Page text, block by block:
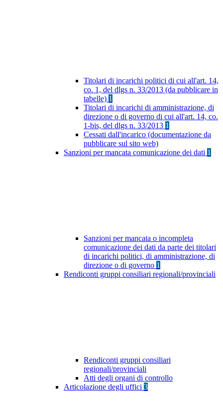
Titolari di incarichi politici di cui all'art. 14,
co. 1, del dlgs n. 33/2013 (da pubblicare in
tabelle) 1
Titolari di incarichi di amministrazione, di
direzione o di governo di cui all'art. 14, co.
1-bis, del dlgs n. 33/2013 1
Cessati dall'incarico (documentazione da
pubblicare sul sito web)
Sanzioni per mancata comunicazione dei dati 1
Sanzioni per mancata o incompleta
comunicazione dei dati da parte dei titolari
di incarichi politici, di amministrazione, di
direzione o di governo 1
Rendiconti gruppi consiliari regionali/provinciali
Rendiconti gruppi consiliari
regionali/provinciali
Atti degli organi di controllo
Articolazione degli uffici 3